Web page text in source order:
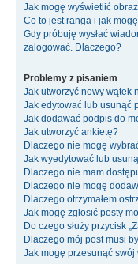
Jak mogę wyświetlić
Co to jest ranga i jak
Gdy próbuję wysłać
zalogować. Dlaczego?
Problemy z pisaniem
Jak utworzyć nowy wątek
Jak edytować lub usunąć
Jak dodawać podpis do
Jak utworzyć ankietę?
Dlaczego nie mogę
Jak wyedytować lub
Dlaczego nie mam
Dlaczego nie mogę
Dlaczego otrzymałem
Jak mogę zgłosić posty
Do czego służy przycisk
Dlaczego mój post musi
Jak mogę przesunąć swój